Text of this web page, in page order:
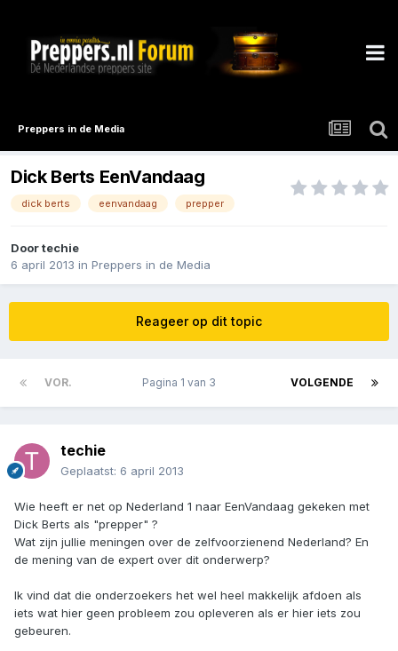
Preppers in de Media
Dick Berts EenVandaag
dick berts eenvandaag prepper
Doortechie
6 april 2013 in Preppers in de Media
Reageer op dit topic
VOR. VOLGENDE
Pagina 1 van 3
techie
Geplaatst: 6 april 2013
Wie heeft er net op Nederland 1 naar EenVandaag gekeken met
Dick Berts als "prepper" ?
Wat zijn jullie meningen over de zelfvoorzienend Nederland? En
de mening van de expert over dit onderwerp?
Ik vind dat die onderzoekers het wel heel makkelijk afdoen als
iets wat hier geen probleem zou opleveren als er hier iets zou
gebeuren.